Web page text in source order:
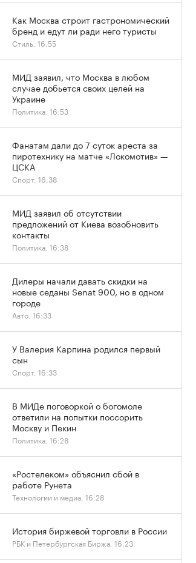
Как Москва строит гастрономический
бренд и едут ли ради него туристы
Стиль, 16:55
МИД заявил, что Москва в любом
случае добьется своих целей на
Украине
Политика, 16:53
Фанатам дали до 7 суток ареста за
пиротехнику на матче «Локомотив» —
ЦСКА
Спорт, 16:38
МИД заявил об отсутствии
предложений от Киева возобновить
контакты
Политика, 16:38
Дилеры начали давать скидки на
новые седаны Senat 900, но в одном
городе
Авто, 16:33
У Валерия Карпина родился первый
сын
Спорт, 16:33
В МИДе поговоркой о богомоле
ответили на попытки поссорить
Москву и Пекин
Политика, 16:28
«Ростелеком» объяснил сбой в
работе Рунета
Технологии и медиа, 16:28
История биржевой торговли в России
РБК и Петербургская Биржа, 16:23